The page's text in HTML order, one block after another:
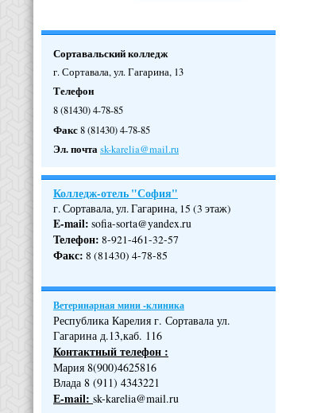
Сортавальский колледж
г. Сортавала, ул. Гагарина, 13
Телефон
8 (81430) 4-78-85
Факс8 (81430) 4-78-85
Эл. почтаsk-karelia@mail.ru
Колледж-отель "София"
г. Сортавала, ул. Гагарина, 15 (3 этаж)
E-mail: sofia-sorta@yandex.ru
Телефон: 8-921-461-32-57
Факс: 8 (81430) 4-78-85
Ветеринарная мини -клиника
Республика Карелия г. Сортавала ул.
Гагарина д.13,каб. 116
Контактный телефон :
Мария 8(900)4625816
Влада 8 (911) 4343221
Е-mail: sk-karelia@mail.ru